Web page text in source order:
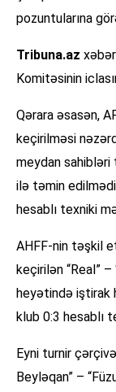
pozuntularına
Tribuna.az
Komitəsinin
Qərara əsasən,
keçirilməsi
meydan sahibləri
ilə təmin
hesablı texniki
AHFF-nin təşkil
keçirilən “Real” –
heyətində iştirak
klub 0:3 hesablı
Eyni turnir
Beyləqan” –